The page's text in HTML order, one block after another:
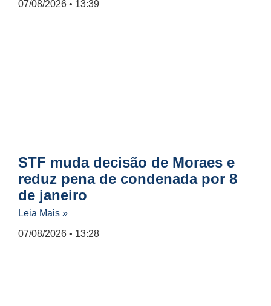
07/08/2026
13:39
STF muda decisão de Moraes e
reduz pena de condenada por 8
de janeiro
Leia Mais »
07/08/2026
13:28